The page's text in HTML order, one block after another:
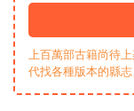
上百萬部古籍尚待
代找各種版本的縣